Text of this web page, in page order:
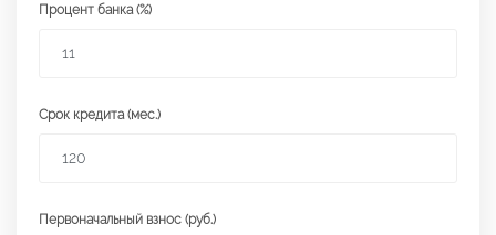
Процент банка (%)
Срок кредита (мес.)
Первоначальный взнос (руб.)